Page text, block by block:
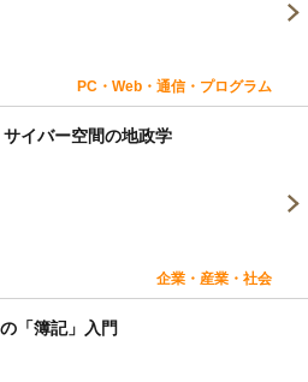
PC・Web・通信・プログラム
イバー空間の地政学
企業・産業・社会
「簿記」入門